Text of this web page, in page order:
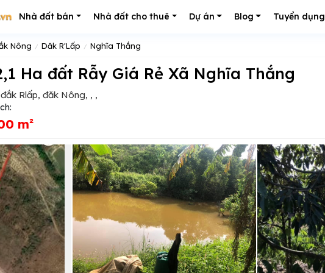
Nhà đất bán Nhà đất cho thuê Dự án Blog Tuyển dụng
Nông Dăk R'Lấp Nghĩa Thắng
Ha đất Rẫy Giá Rẻ Xã Nghĩa Thắng
Rlấp, đăk Nông, , ,
m²